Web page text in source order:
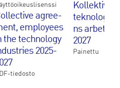
agree­
emplo­yees
the tech­no­lo­gy
2025-
tiedosto
ns arbetare
2027
Painettu